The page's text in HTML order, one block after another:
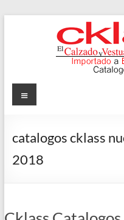
Cklass
y
Vestuario
Menu
catalogos cklass
2018